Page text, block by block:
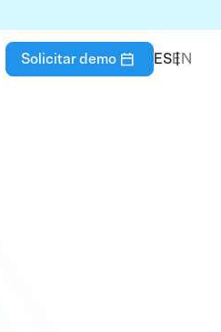
Solicitar demo ESEN